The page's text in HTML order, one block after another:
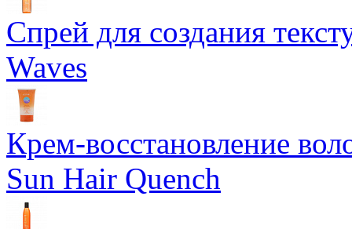
Спрей для создания
Waves
Крем-восстановление
Sun Hair Quench